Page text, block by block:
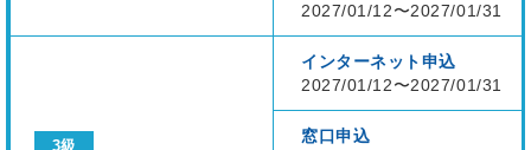
2027/01/12〜2027/01/31
3級
インターネット申込
2027/01/12〜2027/01/31
窓口申込